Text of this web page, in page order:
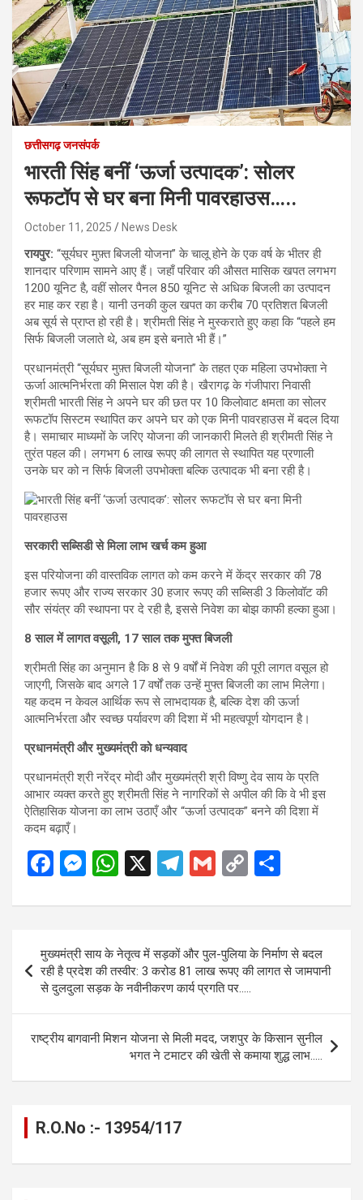
छत्तीसगढ़ जनसंपर्क
भारती सिंह बनीं ‘ऊर्जा उत्पादक’: सोलर
रूफटॉप से घर बना मिनी पावरहाउस…..
October 11, 2025 News Desk
रायपुर: “सूर्यघर मुफ़्त बिजली योजना” के चालू होने के एक वर्ष के भीतर ही
शानदार परिणाम सामने आए हैं। जहाँ परिवार की औसत मासिक खपत लगभग
1200 यूनिट है, वहीं सोलर पैनल 850 यूनिट से अधिक बिजली का उत्पादन
हर माह कर रहा है। यानी उनकी कुल खपत का करीब 70 प्रतिशत बिजली
अब सूर्य से प्राप्त हो रही है। श्रीमती सिंह ने मुस्कराते हुए कहा कि “पहले हम
सिर्फ बिजली जलाते थे, अब हम इसे बनाते भी हैं।”
प्रधानमंत्री “सूर्यघर मुफ़्त बिजली योजना” के तहत एक महिला उपभोक्ता ने
ऊर्जा आत्मनिर्भरता की मिसाल पेश की है। खैरागढ़ के गंजीपारा निवासी
श्रीमती भारती सिंह ने अपने घर की छत पर 10 किलोवाट क्षमता का सोलर
रूफटॉप सिस्टम स्थापित कर अपने घर को एक मिनी पावरहाउस में बदल दिया
है। समाचार माध्यमों के जरिए योजना की जानकारी मिलते ही श्रीमती सिंह ने
तुरंत पहल की। लगभग 6 लाख रूपए की लागत से स्थापित यह प्रणाली
उनके घर को न सिर्फ बिजली उपभोक्ता बल्कि उत्पादक भी बना रही है।
सरकारी सब्सिडी से मिला लाभ खर्च कम हुआ
इस परियोजना की वास्तविक लागत को कम करने में केंद्र सरकार की 78
हजार रूपए और राज्य सरकार 30 हजार रूपए की सब्सिडी 3 किलोवॉट की
सौर संयंत्र की स्थापना पर दे रही है, इससे निवेश का बोझ काफी हल्का हुआ।
8 साल में लागत वसूली, 17 साल तक मुफ्त बिजली
श्रीमती सिंह का अनुमान है कि 8 से 9 वर्षों में निवेश की पूरी लागत वसूल हो
जाएगी, जिसके बाद अगले 17 वर्षों तक उन्हें मुफ्त बिजली का लाभ मिलेगा।
यह कदम न केवल आर्थिक रूप से लाभदायक है, बल्कि देश की ऊर्जा
आत्मनिर्भरता और स्वच्छ पर्यावरण की दिशा में भी महत्वपूर्ण योगदान है।
प्रधानमंत्री और मुख्यमंत्री को धन्यवाद
प्रधानमंत्री श्री नरेंद्र मोदी और मुख्यमंत्री श्री विष्णु देव साय के प्रति
आभार व्यक्त करते हुए श्रीमती सिंह ने नागरिकों से अपील की कि वे भी इस
ऐतिहासिक योजना का लाभ उठाएँ और “ऊर्जा उत्पादक” बनने की दिशा में
कदम बढ़ाएँ।
F
ce
b
o
o
k
M
se
g
er
W
at
s
A
p
p
X
T
e
gr
a
m
G
ail
C
py
Li
n
k
ar
navigation
मुख्यमंत्री साय के नेतृत्व में सड़कों और पुल-पुलिया के निर्माण से बदल
रही है प्रदेश की तस्वीर: 3 करोड 81 लाख रूपए की लागत से जामपानी
से दुलदुला सड़क के नवीनीकरण कार्य प्रगति पर…..
राष्ट्रीय बागवानी मिशन योजना से मिली मदद, जशपुर के किसान सुनील
भगत ने टमाटर की खेती से कमाया शुद्ध लाभ…..
R.O.No :- 13954/117